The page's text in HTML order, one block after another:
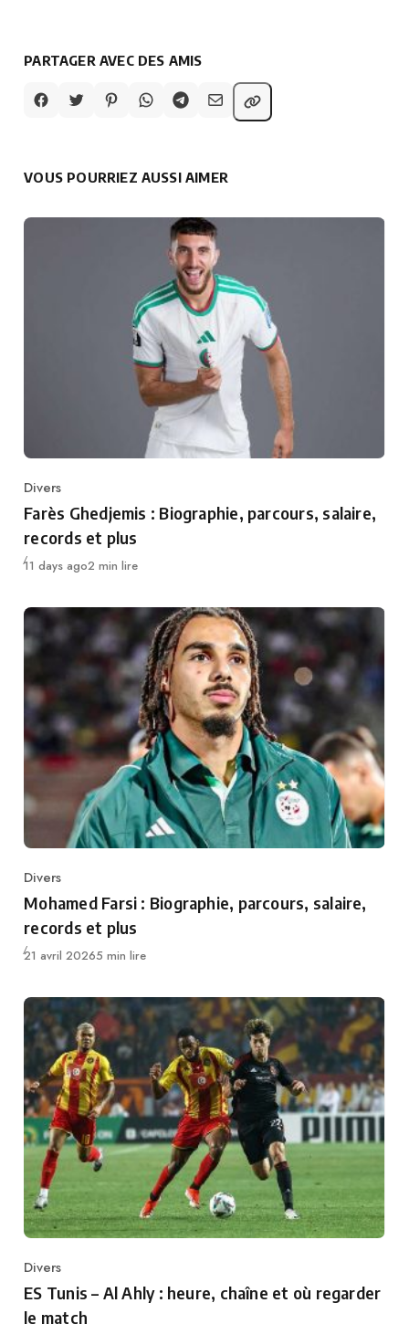
PARTAGER AVEC DES AMIS
VOUS POURRIEZ AUSSI AIMER
Category
Divers
Farès Ghedjemis : Biographie, parcours, salaire,
records et plus
Publié
11 days ago2 min lire
Category
Divers
Mohamed Farsi : Biographie, parcours, salaire,
records et plus
Publié
21 avril 20265 min lire
Category
Divers
ES Tunis – Al Ahly : heure, chaîne et où regarder
le match